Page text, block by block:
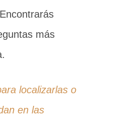
más
localizarlas o
en las